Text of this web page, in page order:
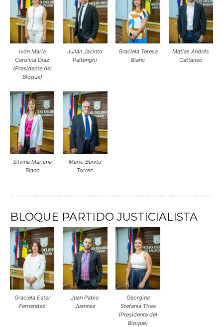
Ivón María
Carolina Díaz
(Presidente del
Bloque)
Julian Jacinto
Paltenghi
Graciela Teresa
Blanc
Matías Andrés
Cattaneo
Silvina Mariana
Blanc
Mario Benito
Torrez
BLOQUE PARTIDO JUSTICIALISTA
Graciela Ester
Fernández
Juan Pablo
Juannaz
Georgina
Stefanía Thea
(Presidente del
Bloque)